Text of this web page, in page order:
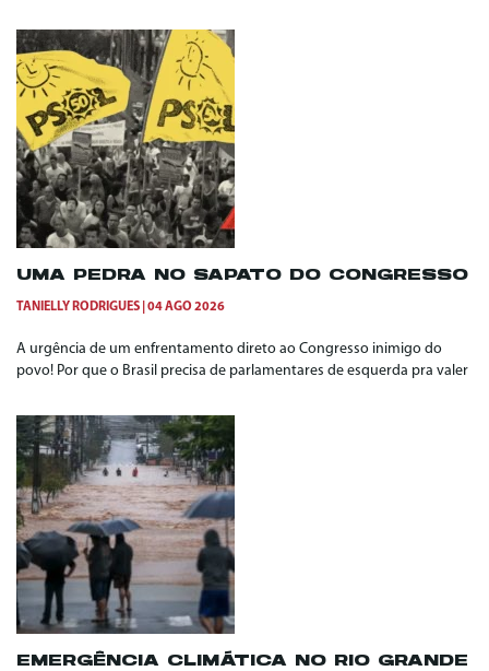
UMA PEDRA NO SAPATO DO CONGRESSO
TANIELLY RODRIGUES 04 AGO 2026
A urgência de um enfrentamento direto ao Congresso inimigo do
povo! Por que o Brasil precisa de parlamentares de esquerda pra valer
EMERGÊNCIA CLIMÁTICA NO RIO GRANDE